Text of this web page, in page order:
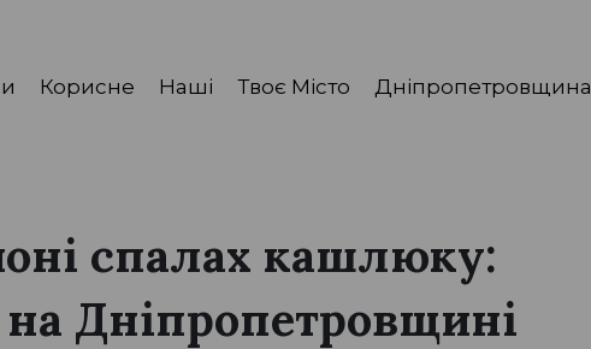
Корисне Наші Твоє Місто Дніпропетровщина
спалах кашлюку:
на Дніпропетровщині